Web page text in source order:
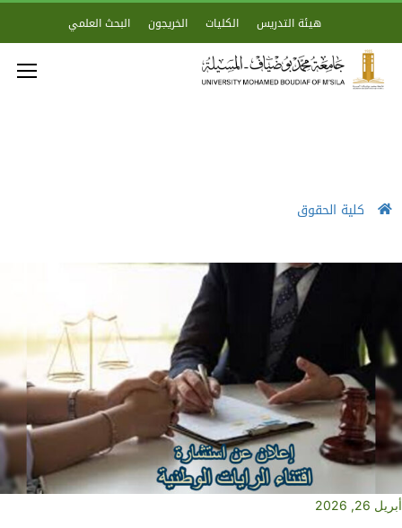
هيئة التدريس الكليات الخريجون البحث العلمي
كلية الحقوق
أبريل 26, 2026